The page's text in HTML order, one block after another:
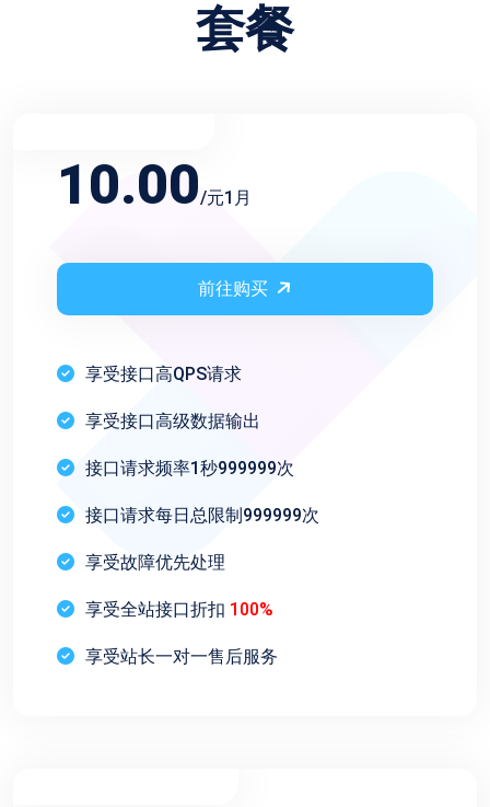
套餐
10.00/元1月
前往购买
享受接口高QPS请求
享受接口高级数据输出
接口请求频率1秒999999次
接口请求每日总限制999999次
享受故障优先处理
享受全站接口折扣 100%
享受站长一对一售后服务